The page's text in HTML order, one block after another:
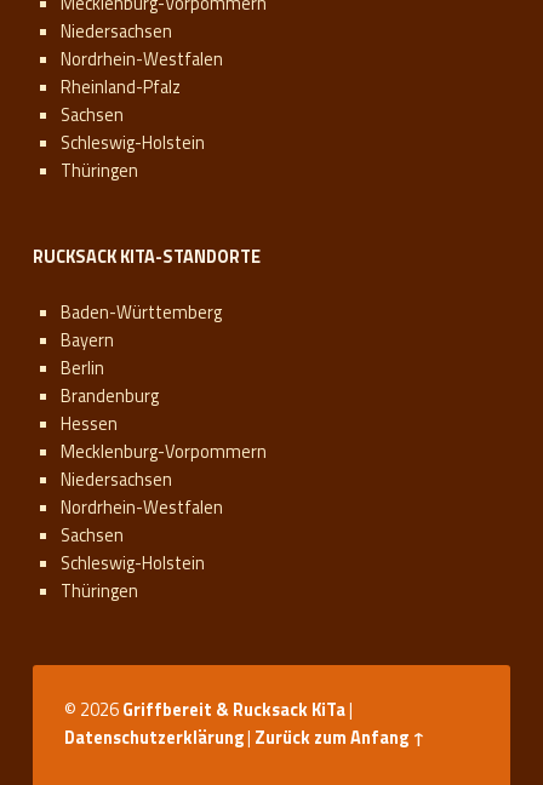
Niedersachsen
Nordrhein-Westfalen
Rheinland-Pfalz
Sachsen
Schleswig-Holstein
Thüringen
RUCKSACK KITA-STANDORTE
Baden-Württemberg
Bayern
Berlin
Brandenburg
Hessen
Mecklenburg-Vorpommern
Niedersachsen
Nordrhein-Westfalen
Sachsen
Schleswig-Holstein
Thüringen
© 2026Griffbereit & Rucksack KiTa|
Datenschutzerklärung| Zurück zum Anfang ↑